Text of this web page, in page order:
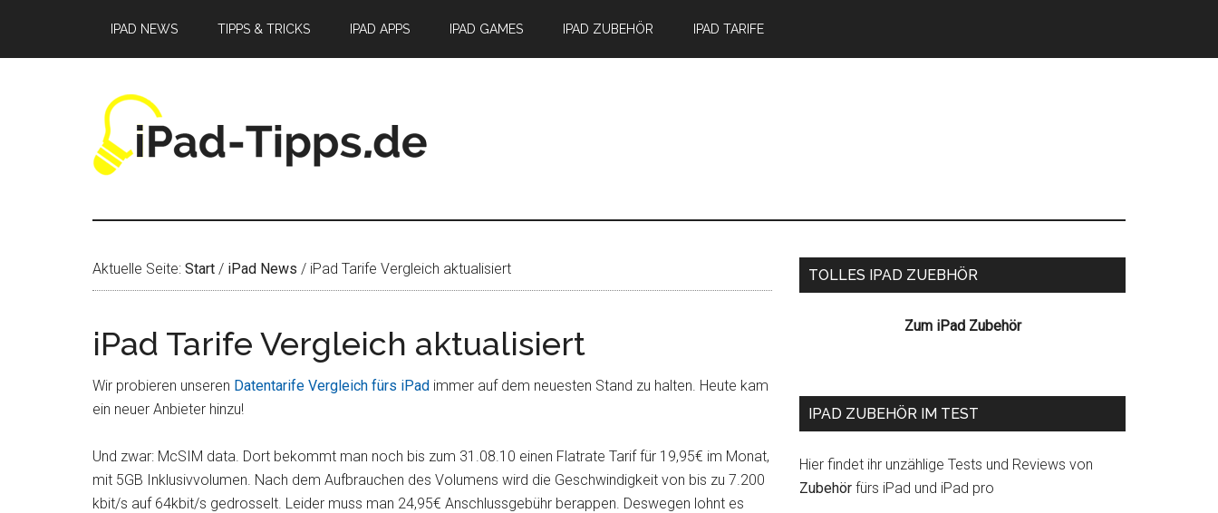
springen
springen
springen
IPAD NEWS TIPPS & TRICKS IPAD APPS IPAD GAMES IPAD ZUBEHÖR IPAD TARIFE
Aktuelle Seite: Start / iPad News / iPad Tarife Vergleich aktualisiert
iPad Tarife Vergleich aktualisiert
Wir probieren unseren Datentarife Vergleich fürs iPad immer auf dem neuesten Stand zu halten. Heute kam
ein neuer Anbieter hinzu!
Und zwar: McSIM data. Dort bekommt man noch bis zum 31.08.10 einen Flatrate Tarif für 19,95€ im Monat,
mit 5GB Inklusivvolumen. Nach dem Aufbrauchen des Volumens wird die Geschwindigkeit von bis zu 7.200
kbit/s auf 64kbit/s gedrosselt. Leider muss man 24,95€ Anschlussgebühr berappen. Deswegen lohnt es
Seitenspalte
TOLLES IPAD ZUEBHÖR
Zum iPad Zubehör
IPAD ZUBEHÖR IM TEST
Hier findet ihr unzählige Tests und Reviews von
Zubehör fürs iPad und iPad pro